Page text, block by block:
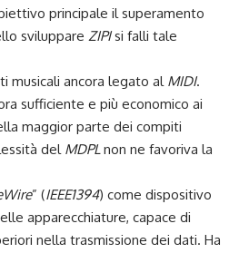
principale il superamento
sviluppare ZIPIsi falli tale
musicali ancora legato al MIDI.
sufficiente e più economico ai
maggior parte dei compiti
del MDPLnon ne favoriva la
” (IEEE1394) come dispositivo
apparecchiature, capace di
nella trasmissione dei dati. Ha